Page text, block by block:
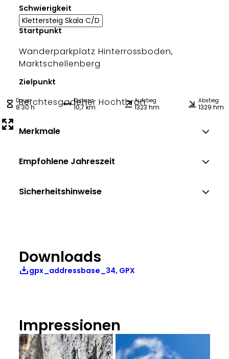
Schwierigkeit
Klettersteig Skala C/D
Startpunkt
Wanderparkplatz Hinterrossboden,
Marktschellenberg
Zielpunkt
Berchtesgadener Hochthron
Dauer
8:30 h
Distanz
10,7 km
Aufstieg
1323 hm
Abstieg
1329 hm
Merkmale
Empfohlene Jahreszeit
Sicherheitshinweise
Downloads
gpx_addressbase_34, GPX
Impressionen